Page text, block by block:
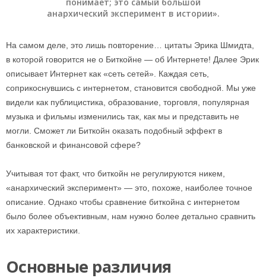
анархический эксперимент в истории».
На самом деле, это лишь повторение… цитаты Эрика Шмидта,
в которой говорится не о Биткойне — об Интернете! Далее Эрик
описывает Интернет как «сеть сетей». Каждая сеть,
соприкоснувшись с интернетом, становится свободной. Мы уже
видели как публицистика, образование, торговля, популярная
музыка и фильмы изменились так, как мы и представить не
могли. Сможет ли Биткойн оказать подобный эффект в
банковской и финансовой сфере?
Учитывая тот факт, что биткойн не регулируются никем,
«анархический эксперимент» — это, похоже, наиболее точное
описание. Однако чтобы сравнение биткойна с интернетом
было более объективным, нам нужно более детально сравнить
их характеристики.
Основные различия